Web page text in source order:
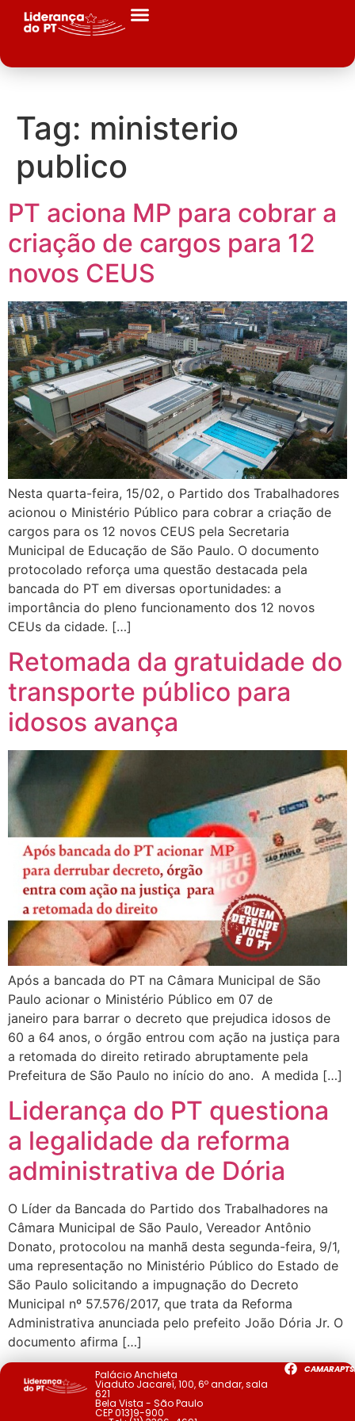
Tag: ministerio
publico
PT aciona MP para cobrar a
criação de cargos para 12
novos CEUS
Nesta quarta-feira, 15/02, o Partido dos Trabalhadores
acionou o Ministério Público para cobrar a criação de
cargos para os 12 novos CEUS pela Secretaria
Municipal de Educação de São Paulo. O documento
protocolado reforça uma questão destacada pela
bancada do PT em diversas oportunidades: a
importância do pleno funcionamento dos 12 novos
CEUs da cidade. […]
Retomada da gratuidade do
transporte público para
idosos avança
Após a bancada do PT na Câmara Municipal de São
Paulo acionar o Ministério Público em 07 de
janeiro para barrar o decreto que prejudica idosos de
60 a 64 anos, o órgão entrou com ação na justiça para
a retomada do direito retirado abruptamente pela
Prefeitura de São Paulo no início do ano. A medida […]
Liderança do PT questiona
a legalidade da reforma
administrativa de Dória
O Líder da Bancada do Partido dos Trabalhadores na
Câmara Municipal de São Paulo, Vereador Antônio
Donato, protocolou na manhã desta segunda-feira, 9/1,
uma representação no Ministério Público do Estado de
São Paulo solicitando a impugnação do Decreto
Municipal nº 57.576/2017, que trata da Reforma
Administrativa anunciada pelo prefeito João Dória Jr. O
documento afirma […]
Palácio Anchieta
Viaduto Jacareí, 100, 6º andar, sala
621
Bela Vista - São Paulo
CEP 01319-900